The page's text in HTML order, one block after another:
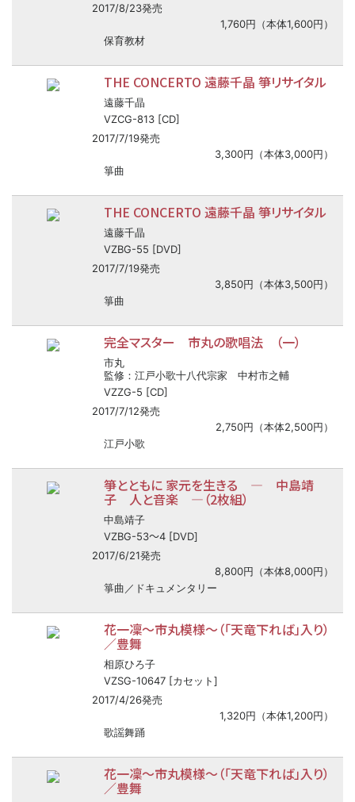
2017/8/23発売
1,760円（本体1,600円）
保育教材
THE CONCERTO 遠藤千晶 箏リサイタル
遠藤千晶
VZCG-813 [CD]
2017/7/19発売
3,300円（本体3,000円）
箏曲
THE CONCERTO 遠藤千晶 箏リサイタル
遠藤千晶
VZBG-55 [DVD]
2017/7/19発売
3,850円（本体3,500円）
箏曲
完全マスター 市丸の歌唱法 （一）
市丸
監修：江戸小歌十八代宗家 中村市之輔
VZZG-5 [CD]
2017/7/12発売
2,750円（本体2,500円）
江戸小歌
箏とともに 家元を生きる ― 中島靖
子 人と音楽 ―（2枚組）
中島靖子
VZBG-53〜4 [DVD]
2017/6/21発売
8,800円（本体8,000円）
箏曲／ドキュメンタリー
花一凜～市丸模様～（「天竜下れば」入り）
／豊舞
相原ひろ子
VZSG-10647 [カセット]
2017/4/26発売
1,320円（本体1,200円）
歌謡舞踊
花一凜～市丸模様～（「天竜下れば」入り）
／豊舞